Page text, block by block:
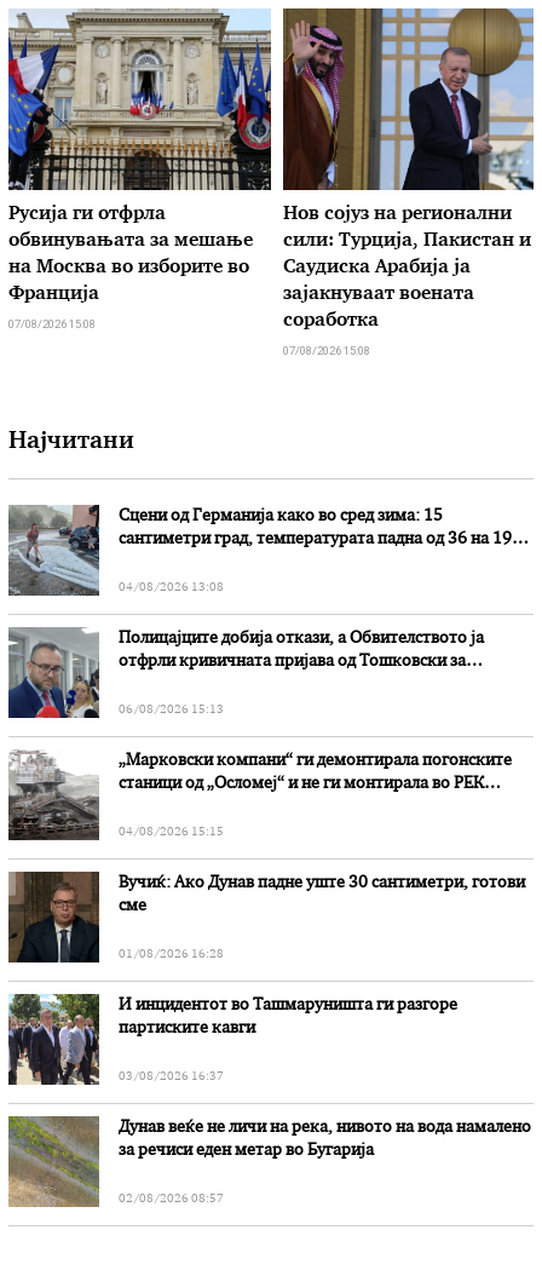
Русија ги отфрла
обвинувањата за мешање
на Москва во изборите во
Франција
07/08/2026 15:08
Нов сојуз на регионални
сили: Турција, Пакистан и
Саудиска Арабија ја
зајакнуваат воената
соработка
07/08/2026 15:08
Најчитани
Сцени од Германија како во сред зима: 15
сантиметри град, температурата падна од 36 на 19
04/08/2026 13:08
Полицајците добија откази, а Обвителството ја
отфрли кривичната пријава од Тошковски за
06/08/2026 15:13
„Марковски компани“ ги демонтирала погонските
станици од „Осломеј“ и не ги монтирала во РЕК
04/08/2026 15:15
Вучиќ: Ако Дунав падне уште 30 сантиметри, готови
сме
01/08/2026 16:28
И инцидентот во Ташмаруништa ги разгоре
партиските кавги
03/08/2026 16:37
Дунав веќе не личи на река, нивото на вода намалено
за речиси еден метар во Бугарија
02/08/2026 08:57